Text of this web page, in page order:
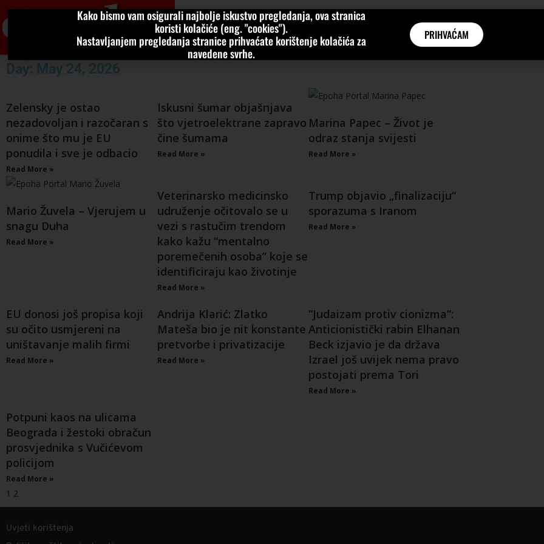
VIJESTI KOLUMNE KATEGORIJE INTERVJUI AKTUALNO
Day: May 24, 2026
Zelensky je ostao
nezadovoljan i razočaran s
onime što mu je EU
ponudila i sve je odbacio
Read More »
Iskusni šumar objašnjava
što vjetroelektrane zapravo
čine šumama
Read More »
Marina Papec – Život je
odraz stanja svijesti
Read More »
Mario Žuvela – Vjerujem u
snagu Duha
Read More »
Veterinarsko medicinsko
udruženje očitovalo se u
vezi s rastučim trendom
kako kažu “mentalno
poremečenih osoba” koje se
identificiraju kao životinje
Read More »
Trump objavio „finalizaciju“
sporazuma s Iranom
Read More »
EU donosi još propisa koji
su očito usmjereni na
uništavanje malih firmi
Read More »
Andrija Klarić: Zlatko
Mateša bio je nit konstante
pretvorbe i privatizacije
Read More »
“Judaizam protiv cionizma”:
Anticionistički rabin Elhanan
Beck izjavio je da država
Izrael još uvijek nema pravo
postojati prema Tori
Read More »
Potpuni kaos na ulicama
Beograda i žestoki obračun
prosvjednika s Vučićevom
policijom
Read More »
1 2
Uvjeti korištenja
Kako bismo vam osigurali najbolje iskustvo pregledanja, ova stranica
koristi kolačiće (eng. "cookies").
Nastavljanjem pregledanja stranice prihvaćate korištenje kolačića za
navedene svrhe.
PRIHVAĆAM